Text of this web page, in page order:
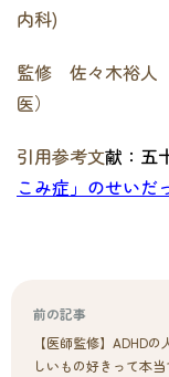
内科)
監修 佐々木裕人
医）
引用参考文献：五
こみ症」のせいだ
前の記事
【医師監修】ADHDの
しいもの好きって本